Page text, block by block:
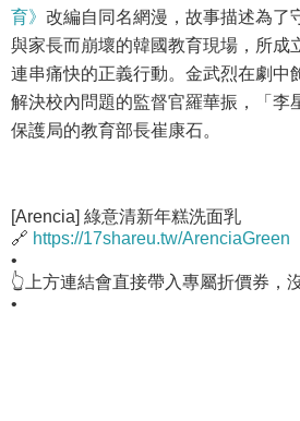
育》 改編自同名網漫，故事描述為了
與家長而崩壞的韓國教育現場，所成
連串痛快的正義行動。金武烈在劇中
解決校內問題的監督官羅華振，「李
保護局的教育部長崔康石。
[Arencia] 綠意清新年糕洗面乳
🔗 https://17shareu.tw/ArenciaGreen
•
👆上方連結會直接帶入專屬折價券，
•